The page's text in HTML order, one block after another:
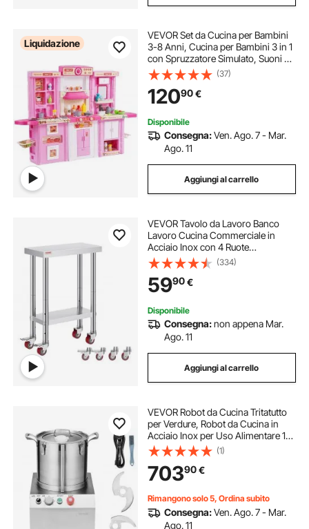
Liquidazione
VEVOR Set da Cucina per Bambini
3-8 Anni, Cucina per Bambini 3 in 1
con Spruzzatore Simulato, Suoni e
Luci, con Set di Accessori da
Cucina 74 Pezzi per Bambini Piccoli,
Bambini in Età Prescolare, Rosa
(37)
12090€
Disponibile
Consegna:Ven. Ago. 7 - Mar.
Ago. 11
Aggiungi al carrello
VEVOR Tavolo da Lavoro Banco
Lavoro Cucina Commerciale in
Acciaio Inox con 4 Ruote
Regolabile, Tavolo Piano Doppio
61x30x86cm Acciaio Inox Altezza
Regolabile con Ruote Blocco, Banco
Lavoro da Cucina
(334)
5990€
Disponibile
Consegna:non appena Mar.
Ago. 11
Aggiungi al carrello
VEVOR Robot da Cucina Tritatutto
per Verdure, Robot da Cucina in
Acciaio Inox per Uso Alimentare 15
Litri 2 Lame Extra Curve a S,
Tritatutto Multifunzionale da Cucina
per Alimenti Verdure, Frutta
(1)
70390€
Rimangono solo 5, Ordina subito
Consegna:Ven. Ago. 7 - Mar.
Ago. 11